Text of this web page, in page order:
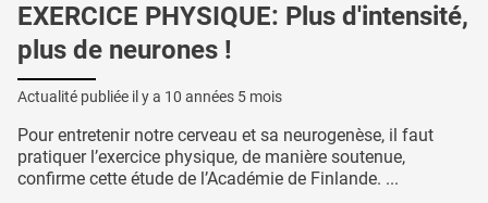
EXERCICE PHYSIQUE: Plus d'intensité,
plus de neurones !
Actualité publiée il y a 10 années 5 mois
Pour entretenir notre cerveau et sa neurogenèse, il faut
pratiquer l’exercice physique, de manière soutenue,
confirme cette étude de l’Académie de Finlande. ...